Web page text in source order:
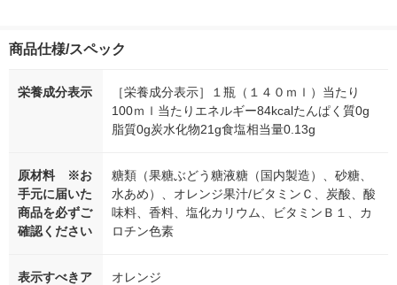
商品仕様/スペック
栄養成分表示
［栄養成分表示］１瓶（１４０ｍｌ）当たり
100ｍｌ当たりエネルギー84kcalたんぱく質0g
脂質0g炭水化物21g食塩相当量0.13g
原材料 ※お
手元に届いた
商品を必ずご
確認ください
糖類（果糖ぶどう糖液糖（国内製造）、砂糖、
水あめ）、オレンジ果汁/ビタミンＣ、炭酸、酸
味料、香料、塩化カリウム、ビタミンＢ１、カ
ロチン色素
表示すべきア
オレンジ